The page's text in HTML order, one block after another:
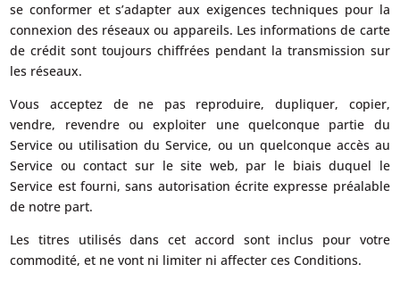
se conformer et s’adapter aux exigences techniques pour la
connexion des réseaux ou appareils. Les informations de carte
de crédit sont toujours chiffrées pendant la transmission sur
les réseaux.
Vous acceptez de ne pas reproduire, dupliquer, copier,
vendre, revendre ou exploiter une quelconque partie du
Service ou utilisation du Service, ou un quelconque accès au
Service ou contact sur le site web, par le biais duquel le
Service est fourni, sans autorisation écrite expresse préalable
de notre part.
Les titres utilisés dans cet accord sont inclus pour votre
commodité, et ne vont ni limiter ni affecter ces Conditions.